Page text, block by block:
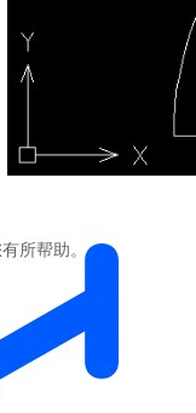
所帮助。